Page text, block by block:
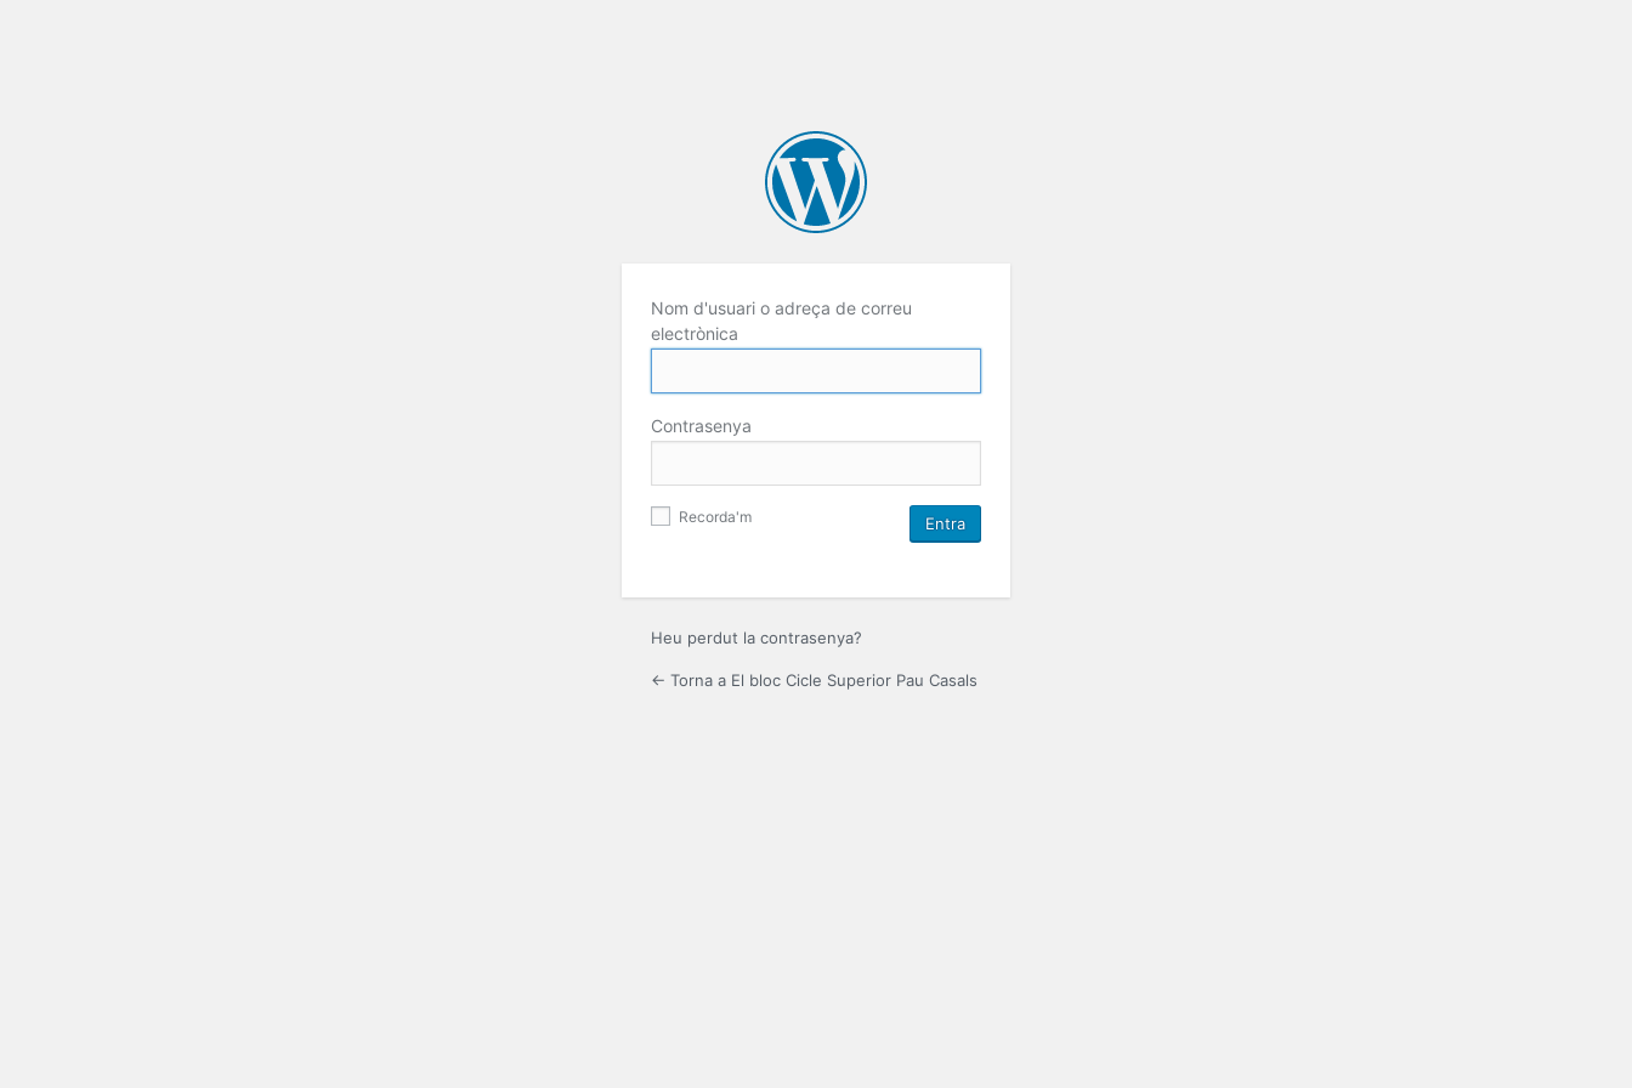
Nom d'usuari o adreça de correu
electrònica
Contrasenya
Recorda'm
Heu perdut la contrasenya?
← Torna a El bloc Cicle Superior Pau Casals